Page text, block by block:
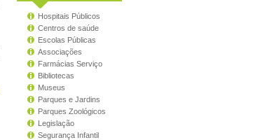
Hospitais Públicos
Centros de saúde
Escolas Públicas
Associações
Farmácias Serviço
Bibliotecas
Museus
Parques e Jardins
Parques Zoológicos
Legislação
Segurança Infantil